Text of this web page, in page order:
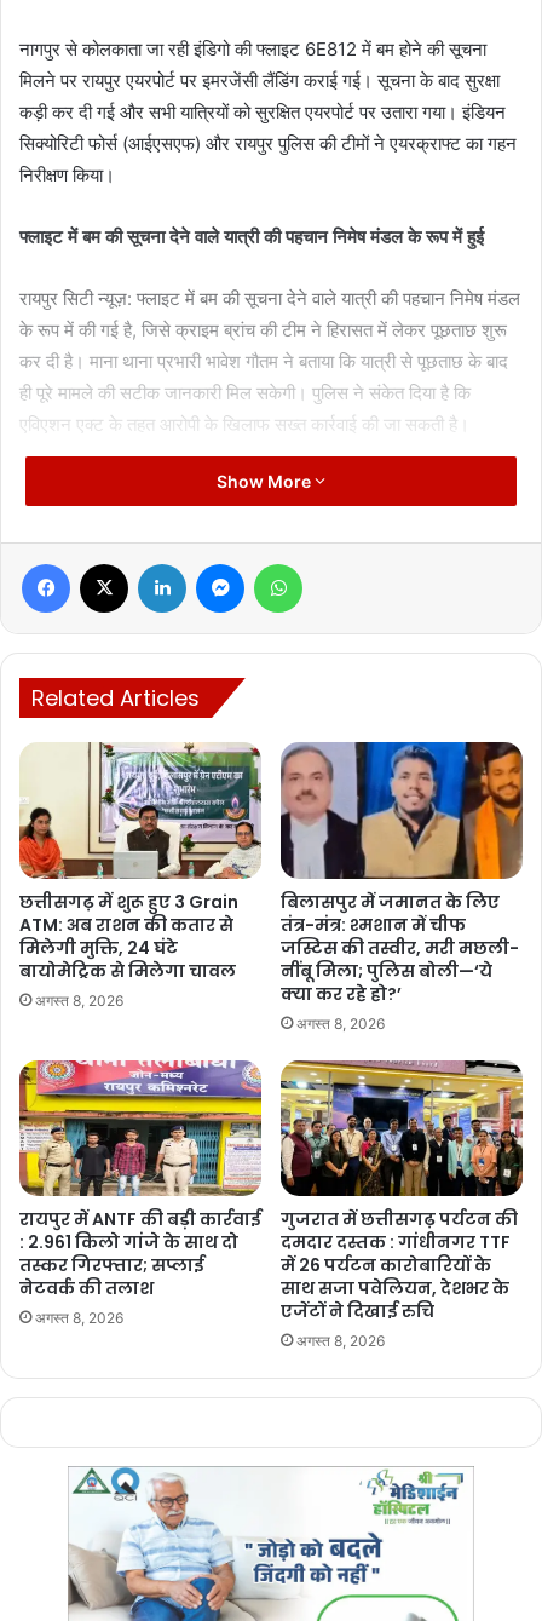
नागपुर से कोलकाता जा रही इंडिगो की फ्लाइट 6E812 में बम होने की सूचना
मिलने पर रायपुर एयरपोर्ट पर इमरजेंसी लैंडिंग कराई गई। सूचना के बाद सुरक्षा
कड़ी कर दी गई और सभी यात्रियों को सुरक्षित एयरपोर्ट पर उतारा गया। इंडियन
सिक्योरिटी फोर्स (आईएसएफ) और रायपुर पुलिस की टीमों ने एयरक्राफ्ट का गहन
निरीक्षण किया।
फ्लाइट में बम की सूचना देने वाले यात्री की पहचान निमेष मंडल के रूप में हुई
रायपुर सिटी न्यूज़: फ्लाइट में बम की सूचना देने वाले यात्री की पहचान निमेष मंडल
के रूप में की गई है, जिसे क्राइम ब्रांच की टीम ने हिरासत में लेकर पूछताछ शुरू
कर दी है। माना थाना प्रभारी भावेश गौतम ने बताया कि यात्री से पूछताछ के बाद
ही पूरे मामले की सटीक जानकारी मिल सकेगी। पुलिस ने संकेत दिया है कि
एविएशन एक्ट के तहत आरोपी के खिलाफ सख्त कार्रवाई की जा सकती है।
Manish Tiwari
Show More
Facebook LinkedIn Messenger
Related Articles
छत्तीसगढ़ में शुरू हुए 3 Grain
ATM: अब राशन की कतार से
मिलेगी मुक्ति, 24 घंटे
बायोमेट्रिक से मिलेगा चावल
अगस्त 8, 2026
बिलासपुर में जमानत के लिए
तंत्र-मंत्र: श्मशान में चीफ
जस्टिस की तस्वीर, मरी मछली-
नींबू मिला; पुलिस बोली—‘ये
क्या कर रहे हो?’
अगस्त 8, 2026
रायपुर में ANTF की बड़ी कार्रवाई
: 2.961 किलो गांजे के साथ दो
तस्कर गिरफ्तार; सप्लाई
नेटवर्क की तलाश
अगस्त 8, 2026
गुजरात में छत्तीसगढ़ पर्यटन की
दमदार दस्तक : गांधीनगर TTF
में 26 पर्यटन कारोबारियों के
साथ सजा पवेलियन, देशभर के
एजेंटों ने दिखाई रुचि
अगस्त 8, 2026